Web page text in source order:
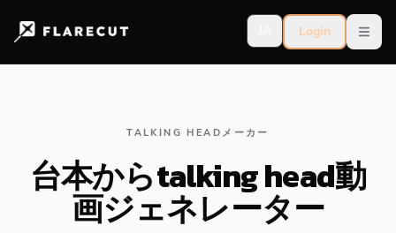
Login
TALKING HEADメーカー
台本からtalking head動
画ジェネレーター